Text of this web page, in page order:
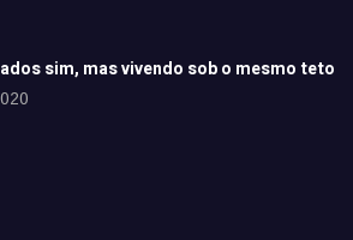
sim, mas vivendo sob o mesmo teto